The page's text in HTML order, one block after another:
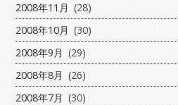
2008年11月 (28)
2008年10月 (30)
2008年9月 (29)
2008年8月 (26)
2008年7月 (30)